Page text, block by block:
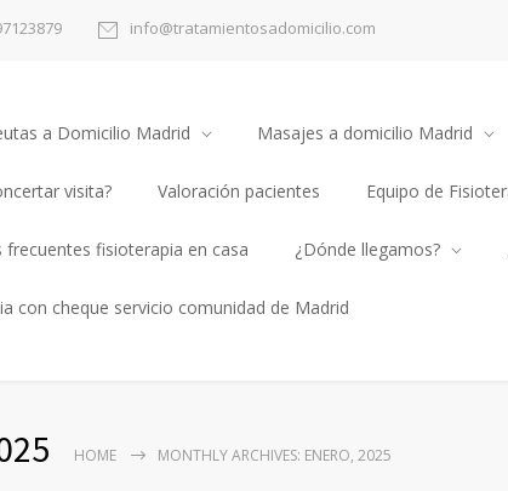
info@tratamientosadomicilio.com
a Domicilio Madrid Masajes a domicilio Madrid
visita? Valoración pacientes Equipo de
frecuentes fisioterapia en casa ¿Dónde llegamos?
con cheque servicio comunidad de Madrid
HOME MONTHLY ARCHIVES: ENERO, 2025